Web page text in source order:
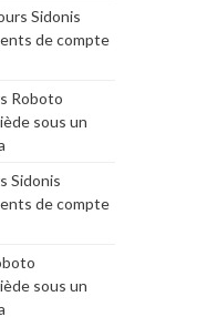
Sidonis
de compte
Roboto
sous un
Sidonis
de compte
sous un